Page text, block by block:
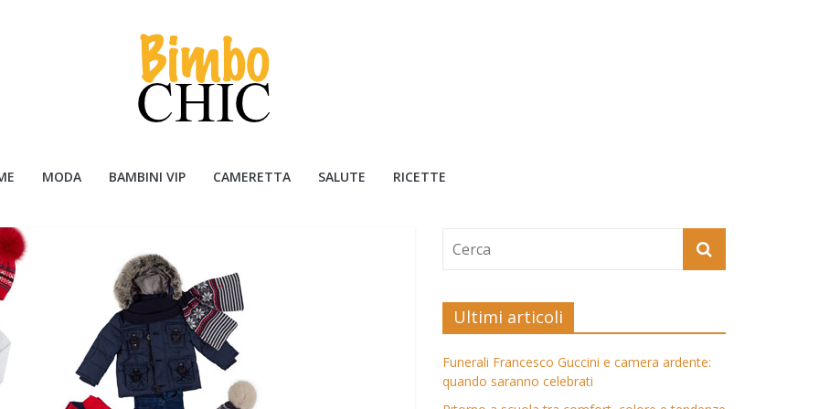
MODA BAMBINI VIP CAMERETTA SALUTE RICETTE
Ultimi articoli
Funerali Francesco Guccini e camera ardente:
quando saranno celebrati